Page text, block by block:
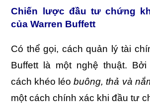
Chiến lược đầu tư chứng
của Warren Buffett
Có thể gọi, cách quản lý tài
Buffett là một nghệ thuật.
cách khéo léo buông, thả và
một cách chính xác khi đầu tư